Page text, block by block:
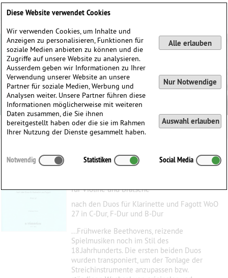
Drei Duette G-dur, C-dur und B-dur
für Violine und Bratsche
nach den Duos für Klarinette und Fagott WoO
27 in C-Dur, F-Dur und B-Dur
...Frühwerke Beethovens, reizende
Spielmusiken noch im Stil des
18.Jahrhunderts. Die ersten beiden Duos
wurden transponiert, um der Tonlage der
Streichinstrumente anzupassen bzw.
Diese Website verwendet Cookies
Wir verwenden Cookies, um Inhalte und
Anzeigen zu personalisieren, Funktionen für
soziale Medien anbieten zu können und die
Zugriffe auf unsere Website zu analysieren.
Ausserdem geben wir Informationen zu Ihrer
Verwendung unserer Website an unsere
Partner für soziale Medien, Werbung und
Analysen weiter. Unsere Partner führen diese
Informationen möglicherweise mit weiteren
Daten zusammen, die Sie ihnen
bereitgestellt haben oder die sie im Rahmen
Ihrer Nutzung der Dienste gesammelt haben.
Alle erlauben
Nur Notwendige
Auswahl erlauben
Notwendig Statistiken Social Media